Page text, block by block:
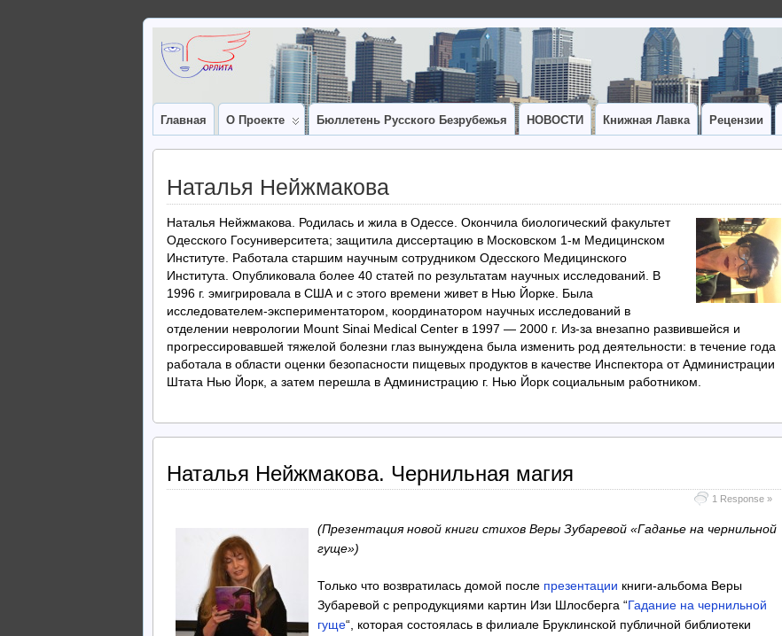
Главная О Проекте Бюллетень Русского Безрубежья НОВОСТИ Книжная Лавка Рецензии
Наталья Нейжмакова
Наталья Нейжмакова. Родилась и жила в Одессе. Окончила биологический факультет
Одесского Госуниверситета; защитила диссертацию в Московском 1-м Медицинском
Институте. Работала старшим научным сотрудником Одесского Медицинского
Института. Опубликовала более 40 статей по результатам научных исследований. В
1996 г. эмигрировала в США и с этого времени живет в Нью Йорке. Была
исследователем-экспериментатором, координатором научных исследований в
отделении неврологии Mount Sinai Medical Center в 1997 — 2000 г. Из-за внезапно развившейся и
прогрессировавшей тяжелой болезни глаз вынуждена была изменить род деятельности: в течение года
работала в области оценки безопасности пищевых продуктов в качестве Инспектора от Администрации
Штата Нью Йорк, а затем перешла в Администрацию г. Нью Йорк социальным работником.
Наталья Нейжмакова. Чернильная магия
1 Response »
(Презентация новой книги стихов Веры Зубаревой «Гаданье на чернильной
гуще»)
Только что возвратилась домой после презентации книги-альбома Веры
Зубаревой с репродукциями картин Изи Шлосберга “Гадание на чернильной
гуще“, которая состоялась в филиале Бруклинской публичной библиотеки